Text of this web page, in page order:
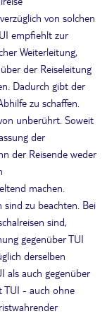
von solchen
empfiehlt zur
Weiterleitung,
der Reiseleitung
Dadurch gibt der
zu schaffen.
unberührt. Soweit
der
der Reisende weder
machen.
sind zu beachten. Bei
sind,
gegenüber TUI
derselben
als auch gegenüber
TUI - auch ohne